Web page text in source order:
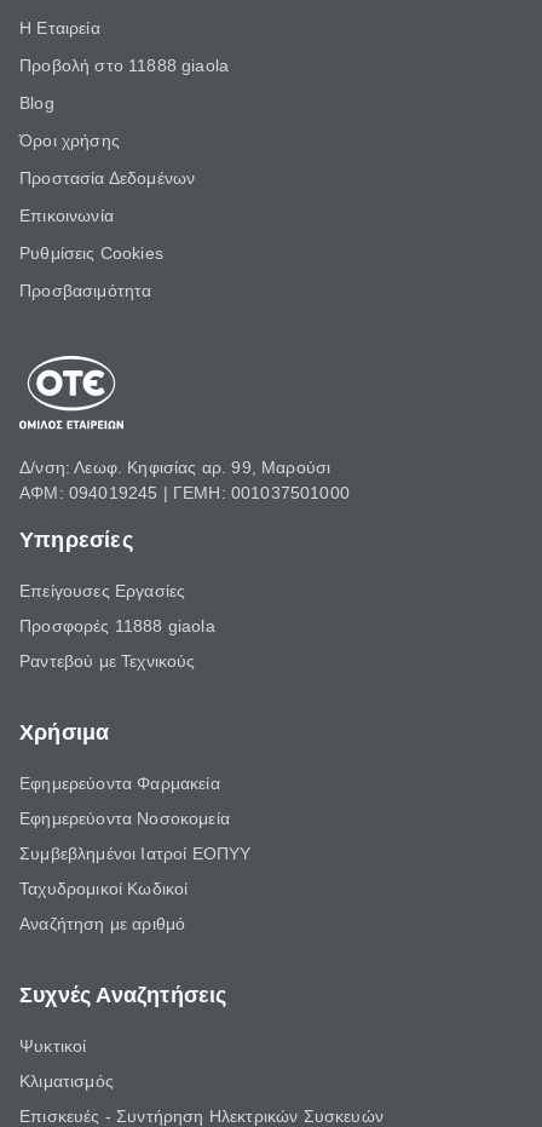
Η Εταιρεία
Προβολή στο 11888 giaola
Blog
Όροι χρήσης
Προστασία Δεδομένων
Επικοινωνία
Ρυθμίσεις Cookies
Προσβασιμότητα
Δ/νση: Λεωφ. Κηφισίας αρ. 99, Μαρούσι
ΑΦΜ: 094019245 | ΓΕΜΗ: 001037501000
Υπηρεσίες
Επείγουσες Εργασίες
Προσφορές 11888 giaola
Ραντεβού με Τεχνικούς
Χρήσιμα
Εφημερεύοντα Φαρμακεία
Εφημερεύοντα Νοσοκομεία
Συμβεβλημένοι Ιατροί ΕΟΠΥΥ
Ταχυδρομικοί Κωδικοί
Αναζήτηση με αριθμό
Συχνές Αναζητήσεις
Ψυκτικοί
Κλιματισμός
Επισκευές - Συντήρηση Ηλεκτρικών Συσκευών